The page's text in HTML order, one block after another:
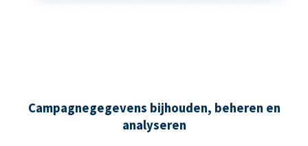
Campagnegegevens bijhouden, beheren en
analyseren